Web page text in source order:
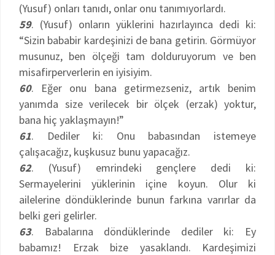
(Yusuf) onları tanıdı, onlar onu tanımıyorlardı.
59. (Yusuf) onların yüklerini hazırlayınca dedi ki:
“Sizin bababir kardeşinizi de bana getirin. Görmüyor
musunuz, ben ölçeği tam dolduruyorum ve ben
misafirperverlerin en iyisiyim.
60. Eğer onu bana getirmezseniz, artık benim
yanımda size verilecek bir ölçek (erzak) yoktur,
bana hiç yaklaşmayın!”
61. Dediler ki: Onu babasından istemeye
çalışacağız, kuşkusuz bunu yapacağız.
62. (Yusuf) emrindeki gençlere dedi ki:
Sermayelerini yüklerinin içine koyun. Olur ki
ailelerine döndüklerinde bunun farkına varırlar da
belki geri gelirler.
63. Babalarına döndüklerinde dediler ki: Ey
babamız! Erzak bize yasaklandı. Kardeşimizi